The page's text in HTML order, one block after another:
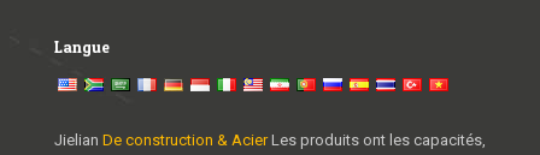
Langue
Jielian De construction & AcierLes produits ont les capacités,